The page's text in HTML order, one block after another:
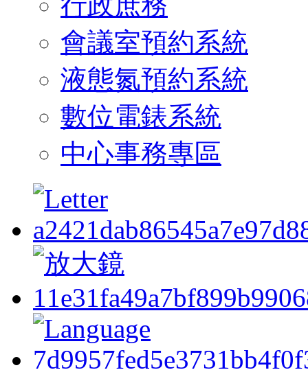
會議室預約系統
液態氮預約系統
數位電錶系統
中心事務專區